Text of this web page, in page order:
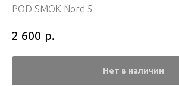
POD SMOK Nord 5
2 600 р.
Нет в наличии